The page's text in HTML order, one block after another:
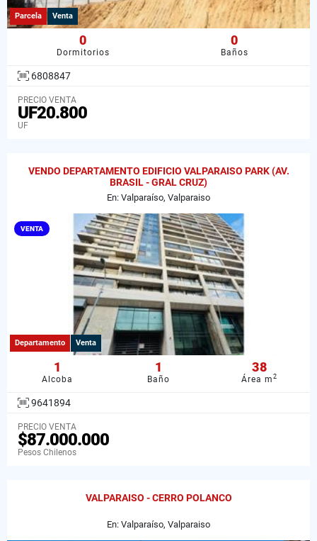
Parcela Venta
0
Dormitorios
0
Baños
6808847
PRECIO VENTA
UF20.800
UF
VENDO DEPARTAMENTO EDIFICIO VALPARAISO PARK (AV.
BRASIL - GRAL CRUZ)
En: Valparaíso, Valparaiso
VENTA
Departamento Venta
1
Alcoba
1
Baño
38
Área m2
9641894
PRECIO VENTA
$87.000.000
Pesos Chilenos
VALPARAISO - CERRO POLANCO
En: Valparaíso, Valparaiso